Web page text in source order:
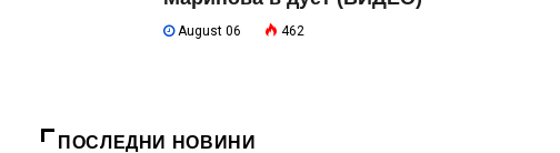
August 06 462
ПОСЛЕДНИ НОВИНИ